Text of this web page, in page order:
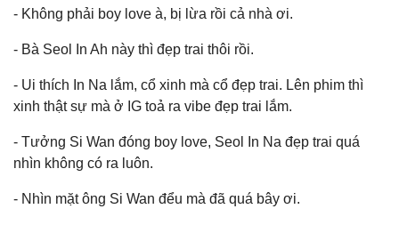
- Không phải boy love à, bị lừa rồi cả nhà ơi.
- Bà Seol In Ah này thì đẹp trai thôi rồi.
- Ui thích In Na lắm, cổ xinh mà cổ đẹp trai. Lên phim thì
xinh thật sự mà ở IG toả ra vibe đẹp trai lắm.
- Tưởng Si Wan đóng boy love, Seol In Na đẹp trai quá
nhìn không có ra luôn.
- Nhìn mặt ông Si Wan đểu mà đã quá bây ơi.